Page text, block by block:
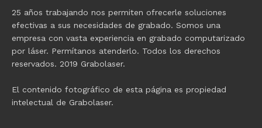
25 años trabajando nos permiten ofrecerle soluciones
efectivas a sus necesidades de grabado. Somos una
empresa con vasta experiencia en grabado computarizado
por láser. Permítanos atenderlo. Todos los derechos
reservados. 2019 Grabolaser.
El contenido fotográfico de esta página es propiedad
intelectual de Grabolaser.